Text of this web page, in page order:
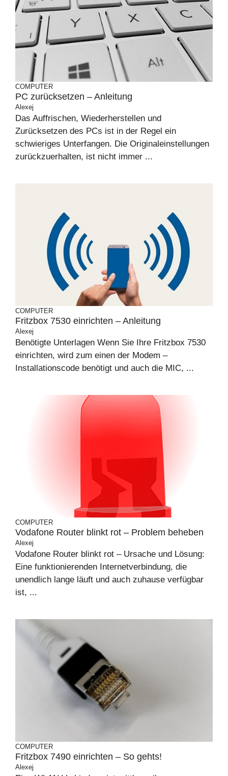
COMPUTER
PC zurücksetzen – Anleitung
Alexej
Das Auffrischen, Wiederherstellen und
Zurücksetzen des PCs ist in der Regel ein
schwieriges Unterfangen. Die Originaleinstellungen
zurückzuerhalten, ist nicht immer ...
COMPUTER
Fritzbox 7530 einrichten – Anleitung
Alexej
Benötigte Unterlagen Wenn Sie Ihre Fritzbox 7530
einrichten, wird zum einen der Modem –
Installationscode benötigt und auch die MIC, ...
COMPUTER
Vodafone Router blinkt rot – Problem beheben
Alexej
Vodafone Router blinkt rot – Ursache und Lösung:
Eine funktionierenden Internetverbindung, die
unendlich lange läuft und auch zuhause verfügbar
ist, ...
COMPUTER
Fritzbox 7490 einrichten – So gehts!
Alexej